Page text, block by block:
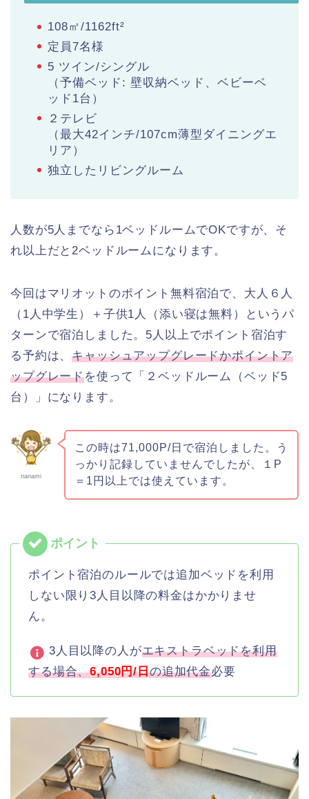
108㎡/1162ft²
定員7名様
5 ツイン/シングル
（予備ベッド: 壁収納ベッド、ベビーベ
ッド1台）
２テレビ
（最大42インチ/107cm薄型ダイニングエ
リア）
独立したリビングルーム
人数が5人までなら1ベッドルームでOKですが、そ
れ以上だと2ベッドルームになります。
今回はマリオットのポイント無料宿泊で、大人６人
（1人中学生）＋子供1人（添い寝は無料）というパ
ターンで宿泊しました。5人以上でポイント宿泊す
る予約は、キャッシュアップグレードかポイントア
ップグレードを使って「２ベッドルーム（ベッド5
台）」になります。
nanami
この時は71,000P/日で宿泊しました。う
っかり記録していませんでしたが、１P
＝1円以上では使えています。
ポイント宿泊のルールでは追加ベッドを利用
しない限り3人目以降の料金はかかりませ
ん。
3人目以降の人がエキストラベッドを利用
する場合、6,050円/日の追加代金必要